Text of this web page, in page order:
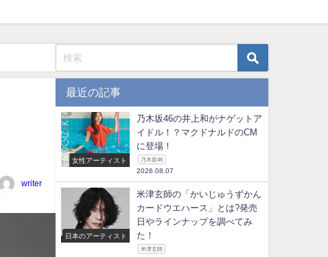
writer
最近の記事
女性アーティスト
乃木坂46の井上和がナゲットア
イドル！？マクドナルドのCM
に登場！
乃木坂46
2026.08.07
日本のアーティスト
米津玄師の「かいじゅうずかん
カードウエハース」とは?発売
日やラインナップを調べてみ
た！
米津玄師